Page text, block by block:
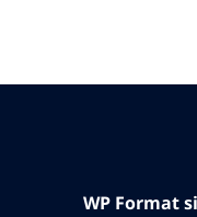
WP Format